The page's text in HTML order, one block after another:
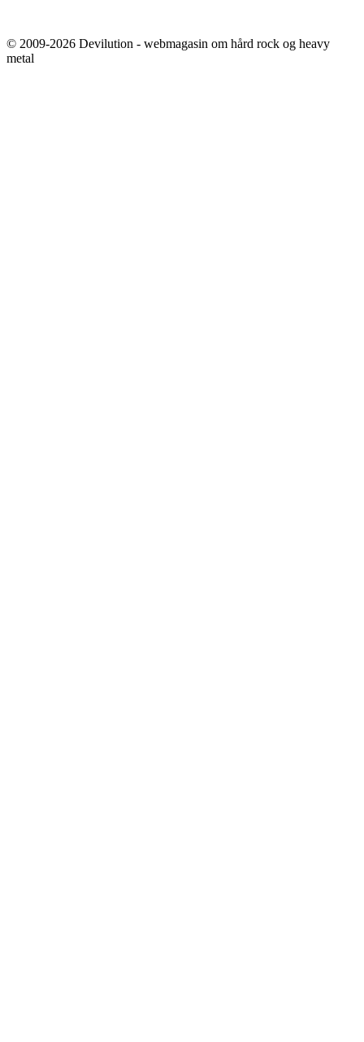
© 2009-2026 Devilution - webmagasin om hård rock og heavy
metal